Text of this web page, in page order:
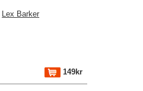
Lex Barker
149kr